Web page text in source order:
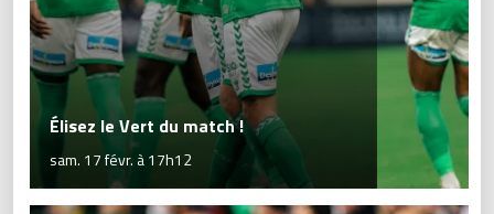
Élisez le Vert du match !
sam. 17 févr. à 17h12